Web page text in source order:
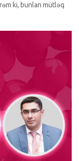
ki, bunları mütləq